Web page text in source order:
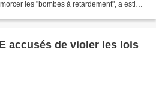
les "bombes à retardement", a estimé
accusés de violer les lois